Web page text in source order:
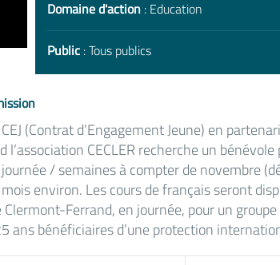
Domaine d'action: Education
Public: Tous publics
(Contrat d’Engagement Jeune) en
l’association CECLER recherche un
/ semaines à compter de novembre
environ. Les cours de français seront
Ferrand, en journée, pour un
ans bénéficiaires d’une protection